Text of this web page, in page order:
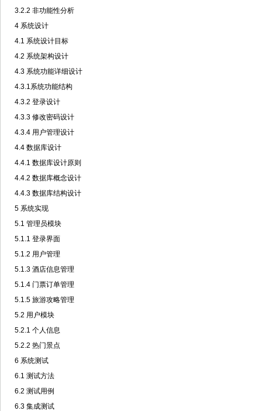
3.2.2 非功能性分析
4 系统设计
4.1 系统设计目标
4.2 系统架构设计
4.3 系统功能详细设计
4.3.1系统功能结构
4.3.2 登录设计
4.3.3 修改密码设计
4.3.4 用户管理设计
4.4 数据库设计
4.4.1 数据库设计原则
4.4.2 数据库概念设计
4.4.3 数据库结构设计
5 系统实现
5.1 管理员模块
5.1.1 登录界面
5.1.2 用户管理
5.1.3 酒店信息管理
5.1.4 门票订单管理
5.1.5 旅游攻略管理
5.2 用户模块
5.2.1 个人信息
5.2.2 热门景点
6 系统测试
6.1 测试方法
6.2 测试用例
6.3 集成测试